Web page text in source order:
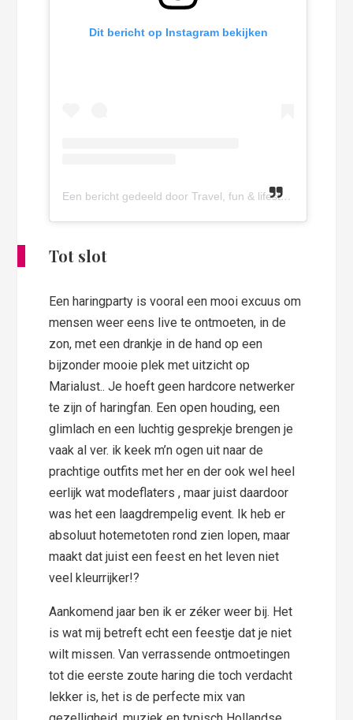
Dit bericht op Instagram bekijken
Een bericht gedeeld door Travel, fun & lifestyle blog (@olivette.nl)
Tot slot
Een haringparty is vooral een mooi excuus om
mensen weer eens live te ontmoeten, in de
zon, met een drankje in de hand op een
bijzonder mooie plek met uitzicht op
Marialust.. Je hoeft geen hardcore netwerker
te zijn of haringfan. Een open houding, een
glimlach en een luchtig gesprekje brengen je
vaak al ver. ik keek m’n ogen uit naar de
prachtige outfits met her en der ook wel heel
eerlijk wat modeflaters , maar juist daardoor
was het een laagdrempelig event. Ik heb er
absoluut hotemetoten rond zien lopen, maar
maakt dat juist een feest en het leven niet
veel kleurrijker!?
Aankomend jaar ben ik er zéker weer bij. Het
is wat mij betreft echt een feestje dat je niet
wilt missen. Van verrassende ontmoetingen
tot die eerste zoute haring die toch verdacht
lekker is, het is de perfecte mix van